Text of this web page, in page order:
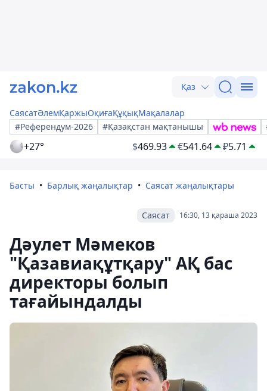
Қаз
СаясатӘлемҚаржыОқиғаҚұқықМақалалар
#Референдум-2026
#Қазақстан мақтанышы
+27° $469.93 €541.64 ₽5.71
Басты Барлық жаңалықтар Саясат жаңалықтары
16:30, 13 қараша 2023
Саясат
Дәулет Мәмеков
"Қазавиақұтқару" АҚ бас
директоры болып
тағайындалды